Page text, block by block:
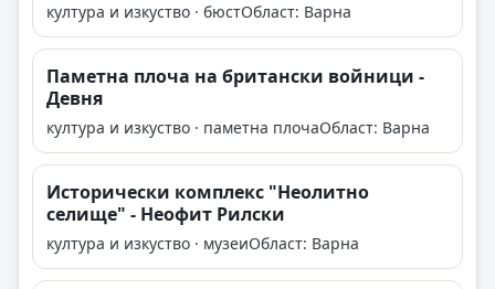
култура и изкуство · бюстОбласт: Варна
Паметна плоча на британски войници -
Девня
култура и изкуство · паметна плочаОбласт: Варна
Исторически комплекс "Неолитно
селище" - Неофит Рилски
култура и изкуство · музеиОбласт: Варна